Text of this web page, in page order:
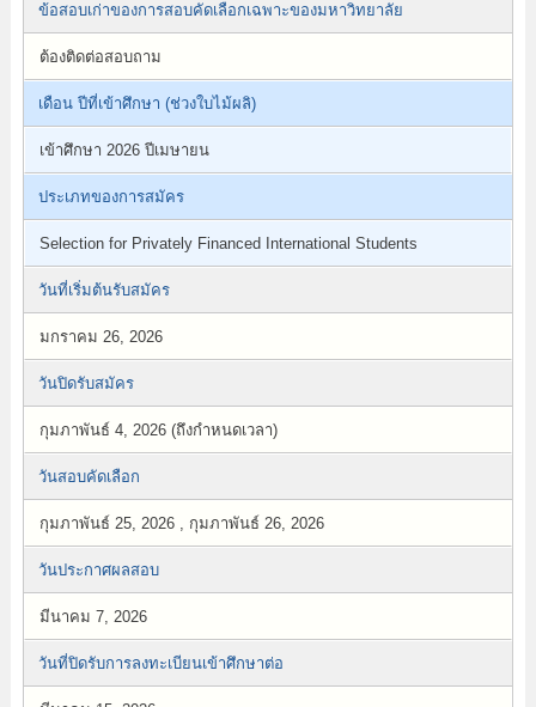
ข้อสอบเก่าของการสอบคัดเลือกเฉพาะของมหาวิทยาลัย
ต้องติดต่อสอบถาม
เดือน ปีที่เข้าศึกษา (ช่วงใบไม้ผลิ)
เข้าศึกษา 2026 ปีเมษายน
ประเภทของการสมัคร
Selection for Privately Financed International Students
วันที่เริ่มต้นรับสมัคร
มกราคม 26, 2026
วันปิดรับสมัคร
กุมภาพันธ์ 4, 2026 (ถึงกำหนดเวลา)
วันสอบคัดเลือก
กุมภาพันธ์ 25, 2026 , กุมภาพันธ์ 26, 2026
วันประกาศผลสอบ
มีนาคม 7, 2026
วันที่ปิดรับการลงทะเบียนเข้าศึกษาต่อ